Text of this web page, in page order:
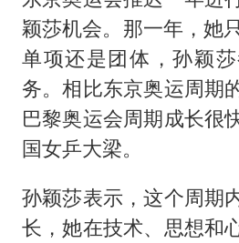
颖莎机会。那一年，她
单项还是团体，孙颖
务。相比东京奥运周期
巴黎奥运会周期成长很
国女乒大梁。
孙颖莎表示，这个周期
长，她在技术、思想和